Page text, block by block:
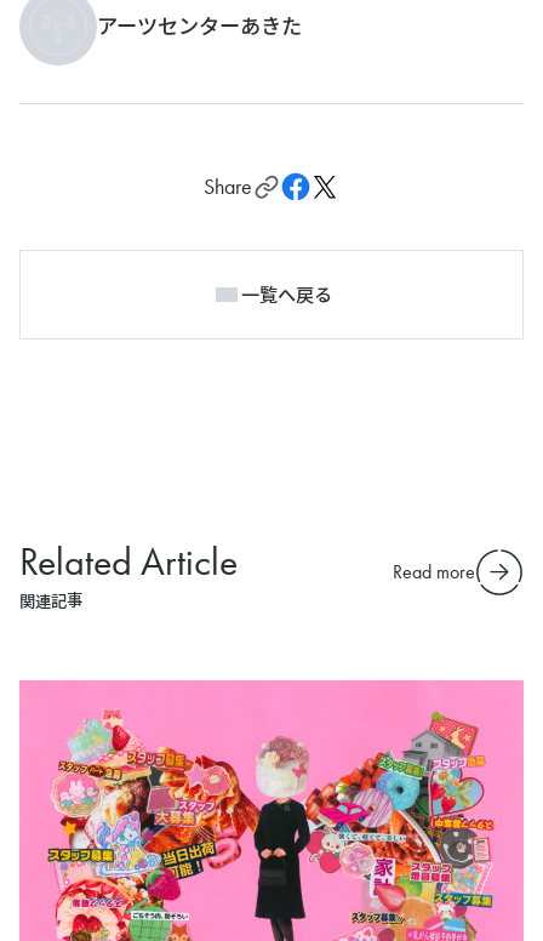
アーツセンターあきた
Share
一覧へ戻る
Related Article
関連記事
Read more